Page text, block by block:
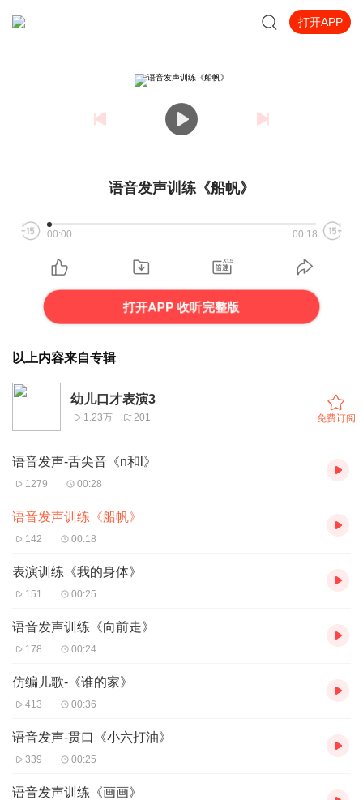
打开APP
语音发声训练《船帆》
00:00 00:18
打开APP 收听完整版
以上内容来自专辑
幼儿口才表演3
1.23万 201 免费订阅
语音发声-舌尖音《n和l》
1279 00:28
语音发声训练《船帆》
142 00:18
表演训练《我的身体》
151 00:25
语音发声训练《向前走》
178 00:24
仿编儿歌-《谁的家》
413 00:36
语音发声-贯口《小六打油》
339 00:25
语音发声训练《画画》